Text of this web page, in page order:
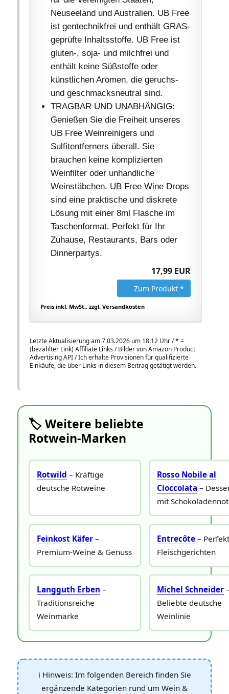
Neuseeland und Australien. UB Free
ist gentechnikfrei und enthält GRAS-
geprüfte Inhaltsstoffe. UB Free ist
gluten-, soja- und milchfrei und
enthält keine Süßstoffe oder
künstlichen Aromen, die geruchs-
und geschmacksneutral sind.
TRAGBAR UND UNABHÄNGIG:
Genießen Sie die Freiheit unseres
UB Free Weinreinigers und
Sulfitentferners überall. Sie
brauchen keine komplizierten
Weinfilter oder unhandliche
Weinstäbchen. UB Free Wine Drops
sind eine praktische und diskrete
Lösung mit einer 8ml Flasche im
Taschenformat. Perfekt für Ihr
Zuhause, Restaurants, Bars oder
Dinnerpartys.
17,99 EUR
Zum Produkt *
Preis inkl. MwSt., zzgl. Versandkosten
Letzte Aktualisierung am 7.03.2026 um 18:12 Uhr /* =
(bezahlter Link) Affiliate Links / Bilder von Amazon Product
Advertising API / Ich erhalte Provisionen für qualifizierte
Einkäufe, die über Links in diesem Beitrag getätigt werden.
🏷️ Weitere beliebte
Rotwein‑Marken
Rotwild – Kräftige
deutsche Rotweine
Rosso Nobile al
Cioccolata –
mit
Feinkost Käfer –
Premium‑Weine & Genuss
Entrecôte –
Fleischgerichten
Langguth Erben –
Traditionsreiche
Weinmarke
Michel Schneider
Beliebte deutsche
Weinlinie
ℹ️ Hinweis: Im folgenden Bereich finden Sie
ergänzende Kategorien rund um Wein &